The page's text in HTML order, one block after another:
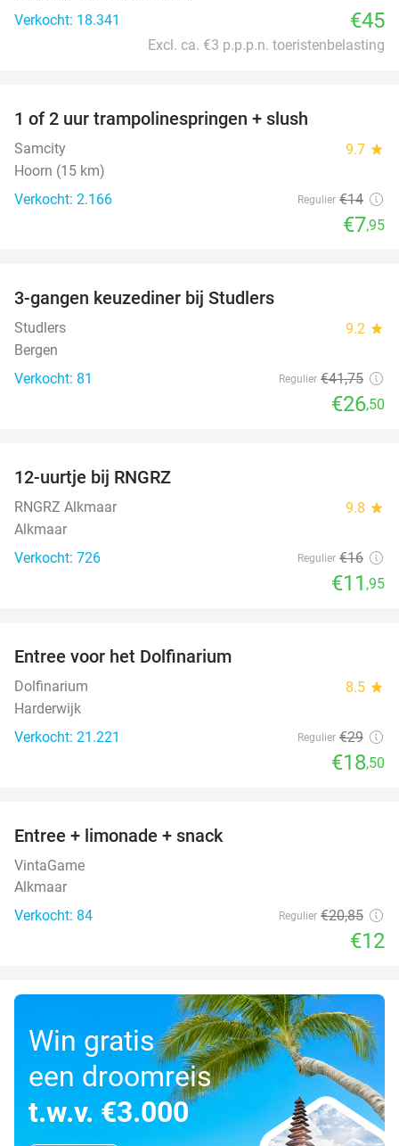
Verkocht: 18.341
€45
Excl. ca. €3 p.p.p.n. toeristenbelasting
1 of 2 uur trampolinespringen + slush
Samcity 9.7 star
Hoorn (15 km)
Verkocht: 2.166
Regulier €14
€7,95
3-gangen keuzediner bij Studlers
Studlers 9.2 star
Bergen
Verkocht: 81
Regulier €41,75
€26,50
12-uurtje bij RNGRZ
RNGRZ Alkmaar 9.8 star
Alkmaar
Verkocht: 726
Regulier €16
€11 ,95
Entree voor het Dolfinarium
Dolfinarium 8.5 star
Harderwijk
Verkocht: 21.221
Regulier €29
€18,50
Entree + limonade + snack
VintaGame
Alkmaar
Verkocht: 84
Regulier €20,85
€12
Win gratis
een droomreis
t.w.v. €3.000